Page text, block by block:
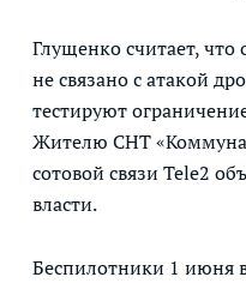
Глущенко считает, что
не связано с атакой
тестируют
Жителю СНТ
сотовой связи Tele2
власти.
Беспилотники 1 июня